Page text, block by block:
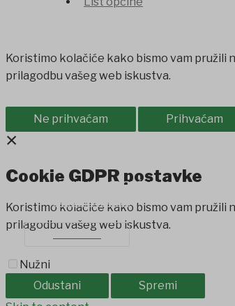
PROIZVODI IZ OPĆINE
SAVJET MLADIH
KONTAKT
Koristimo kolačiće kako bismo vam pružili
prilagodbu vašeg web iskustva.
Ne prihvaćam Prihvaćam
×
Cookie GDPR postavke
Koristimo kolačiće kako bismo vam pružili
prilagodbu vašeg web iskustva.
Nužni
Odustani
Spremi